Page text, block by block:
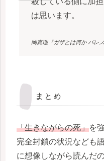
は思います。
岡真理『ガザとは何か パレ
まとめ
「生きながらの死」を
完全封鎖の状況なども
に想像しながら読んだ